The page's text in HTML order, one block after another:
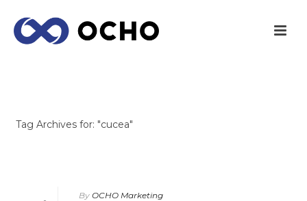
Tag Archives for: "cucea"
By OCHO Marketing